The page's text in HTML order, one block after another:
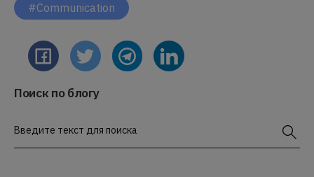
#Communication
Поиск по блогу
Введите текст для поиска